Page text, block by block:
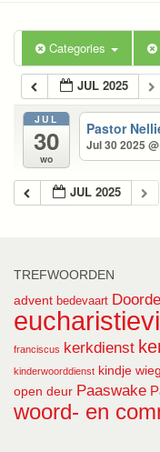
Categories
JUL 2025
JUL
30
wo
Pastor
Jul 30 2025
JUL 2025
TREFWOORDEN
advent bedevaart
franciscus kerkdienst
kinderwoorddienst kindje
open deur Paaswake
woord- en